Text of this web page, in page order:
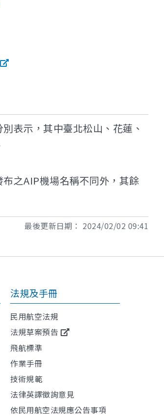
表示，其中臺北松山、花蓮、
之AIP機場名稱不同外，其餘
最後更新日期： 2024/02/02 09:41
法規及手冊
民用航空法規
法規草案預告
飛航標準
作業手冊
技術規範
法律英譯徵詢意見
依民用航空法規應公告事項